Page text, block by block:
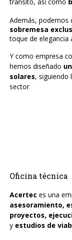
Además, podemos
sobremesa
toque de elegancia
Y como empresa
hemos diseñado
solares, siguiendo
sector
Oficina técnica
Acertec es una
asesoramiento,
proyectos,
y estudios de